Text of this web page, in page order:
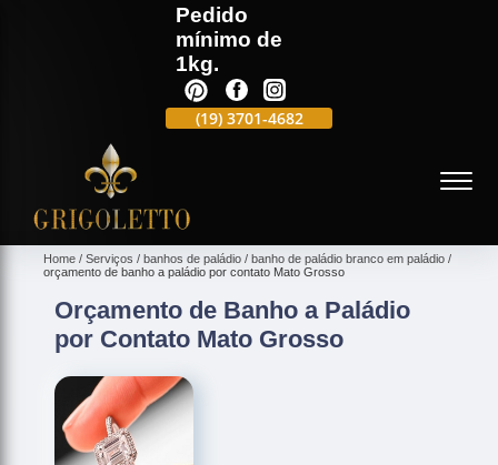
Pedido
mínimo de
1kg.
(19)3701-4682
Home Serviços banhos de paládio
banho de paládio branco em paládio
orçamento de banho a paládio por contato Mato Grosso
Orçamento de Banho a Paládio
por Contato Mato Grosso